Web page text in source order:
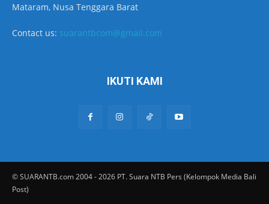
Mataram, Nusa Tenggara Barat
Contact us: suarantbcom@gmail.com
IKUTI KAMI
© SUARANTB.com 2004 - 2026 PT. Suara NTB Pers (Kelompok Media Bali
Post)